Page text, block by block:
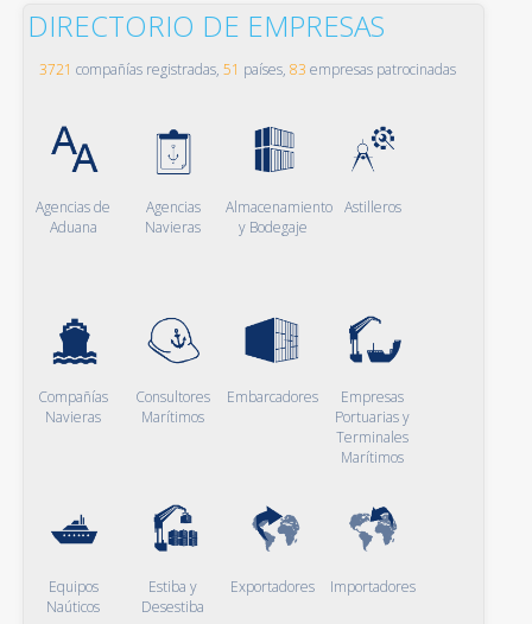
DIRECTORIO DE EMPRESAS
3721 compañías registradas, 51 países, 83 empresas patrocinadas
Agencias de
Aduana
Agencias
Navieras
Almacenamiento
y Bodegaje
Astilleros
Compañías
Navieras
Consultores
Marítimos
Embarcadores
Empresas
Portuarias y
Terminales
Marítimos
Equipos
Naúticos
Estiba y
Desestiba
Exportadores Importadores